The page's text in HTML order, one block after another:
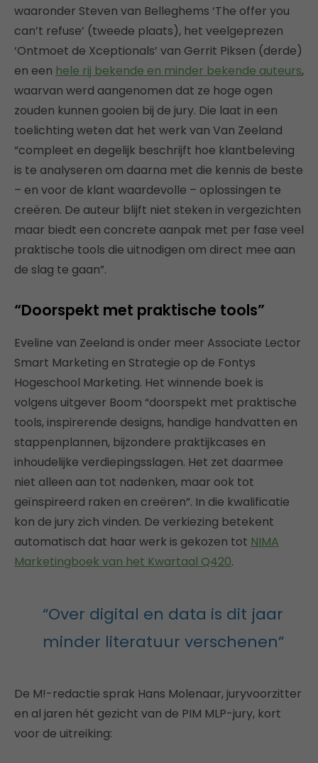
waaronder Steven van Belleghems ‘The offer you
can’t refuse’ (tweede plaats), het veelgeprezen
‘Ontmoet de Xceptionals’ van Gerrit Piksen (derde)
en een hele rij bekende en minder bekende auteurs,
waarvan werd aangenomen dat ze hoge ogen
zouden kunnen gooien bij de jury. Die laat in een
toelichting weten dat het werk van Van Zeeland
“compleet en degelijk beschrijft hoe klantbeleving
is te analyseren om daarna met die kennis de beste
– en voor de klant waardevolle – oplossingen te
creëren. De auteur blijft niet steken in vergezichten
maar biedt een concrete aanpak met per fase veel
praktische tools die uitnodigen om direct mee aan
de slag te gaan”.
“Doorspekt met praktische tools”
Eveline van Zeeland is onder meer Associate Lector
Smart Marketing en Strategie op de Fontys
Hogeschool Marketing. Het winnende boek is
volgens uitgever Boom “doorspekt met praktische
tools, inspirerende designs, handige handvatten en
stappenplannen, bijzondere praktijkcases en
inhoudelijke verdiepingsslagen. Het zet daarmee
niet alleen aan tot nadenken, maar ook tot
geïnspireerd raken en creëren”. In die kwalificatie
kon de jury zich vinden. De verkiezing betekent
automatisch dat haar werk is gekozen tot NIMA
Marketingboek van het Kwartaal Q420.
“Over digital en data is dit jaar
minder literatuur verschenen”
De M!-redactie sprak Hans Molenaar, juryvoorzitter
en al jaren hét gezicht van de PIM MLP-jury, kort
voor de uitreiking: